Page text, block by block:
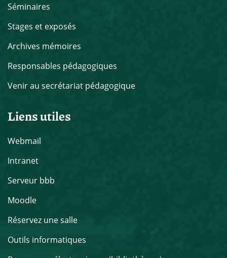
Séminaires
Stages et exposés
Archives mémoires
Responsables pédagogiques
Venir au secrétariat pédagogique
Liens utiles
Webmail
Intranet
Serveur bbb
Moodle
Réservez une salle
Outils informatiques